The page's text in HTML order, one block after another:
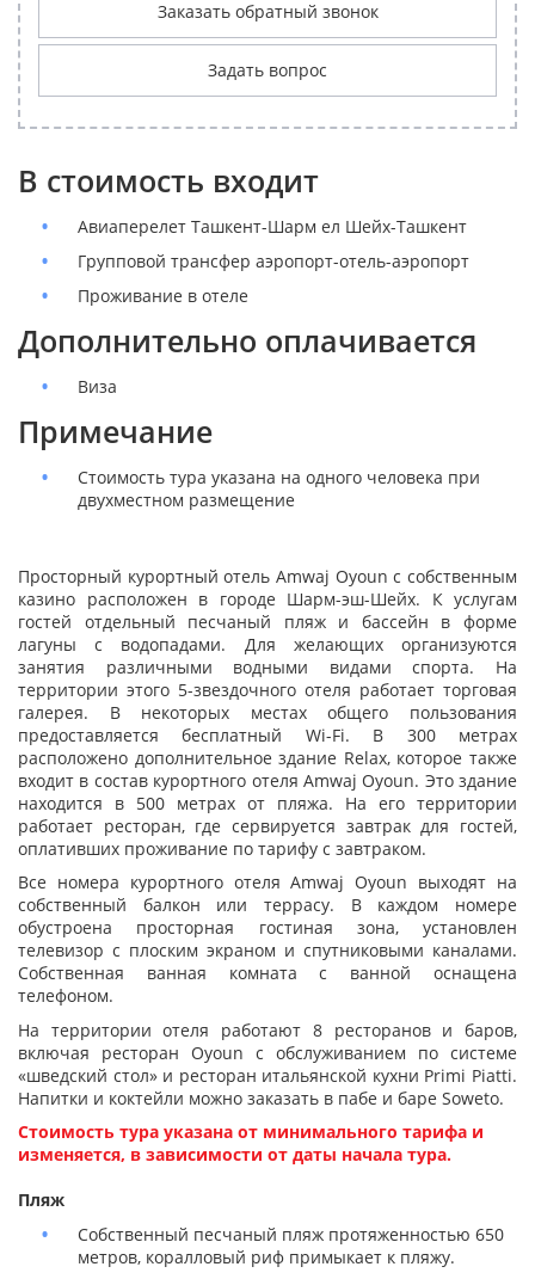
Заказать обратный звонок
Задать вопрос
В стоимость входит
Авиаперелет Ташкент-Шарм ел Шейх-Ташкент
Групповой трансфер аэропорт-отель-аэропорт
Проживание в отеле
Дополнительно оплачивается
Виза
Примечание
Стоимость тура указана на одного человека при
двухместном размещение
Просторный курортный отель Amwaj Oyoun с собственным
казино расположен в городе Шарм-эш-Шейх. К услугам
гостей отдельный песчаный пляж и бассейн в форме
лагуны с водопадами. Для желающих организуются
занятия различными водными видами спорта. На
территории этого 5-звездочного отеля работает торговая
галерея. В некоторых местах общего пользования
предоставляется бесплатный Wi-Fi. В 300 метрах
расположено дополнительное здание Relax, которое также
входит в состав курортного отеля Amwaj Oyoun. Это здание
находится в 500 метрах от пляжа. На его территории
работает ресторан, где сервируется завтрак для гостей,
оплативших проживание по тарифу с завтраком.
Все номера курортного отеля Amwaj Oyoun выходят на
собственный балкон или террасу. В каждом номере
обустроена просторная гостиная зона, установлен
телевизор с плоским экраном и спутниковыми каналами.
Собственная ванная комната с ванной оснащена
телефоном.
На территории отеля работают 8 ресторанов и баров,
включая ресторан Oyoun с обслуживанием по системе
«шведский стол» и ресторан итальянской кухни Primi Piatti.
Напитки и коктейли можно заказать в пабе и баре Soweto.
Стоимость тура указана от минимального тарифа и
изменяется, в зависимости от даты начала тура.
Пляж
Собственный песчаный пляж протяженностью 650
метров, коралловый риф примыкает к пляжу.